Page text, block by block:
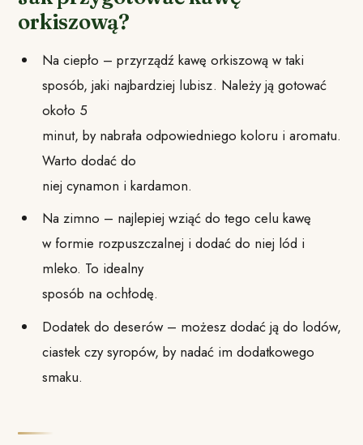
orkiszową?
Na ciepło – przyrządź kawę orkiszową w taki
sposób, jaki najbardziej lubisz. Należy ją gotować
około 5
minut, by nabrała odpowiedniego koloru i aromatu.
Warto dodać do
niej cynamon i kardamon.
Na zimno – najlepiej wziąć do tego celu kawę
w formie rozpuszczalnej i dodać do niej lód i
mleko. To idealny
sposób na ochłodę.
Dodatek do deserów – możesz dodać ją do lodów,
ciastek czy syropów, by nadać im dodatkowego
smaku.